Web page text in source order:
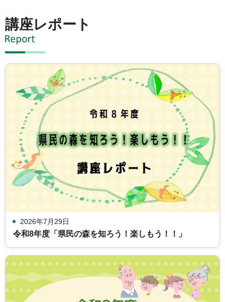
講座レポート
2026年7月29日
令和8年度「県民の森を知ろう！楽しもう！！」